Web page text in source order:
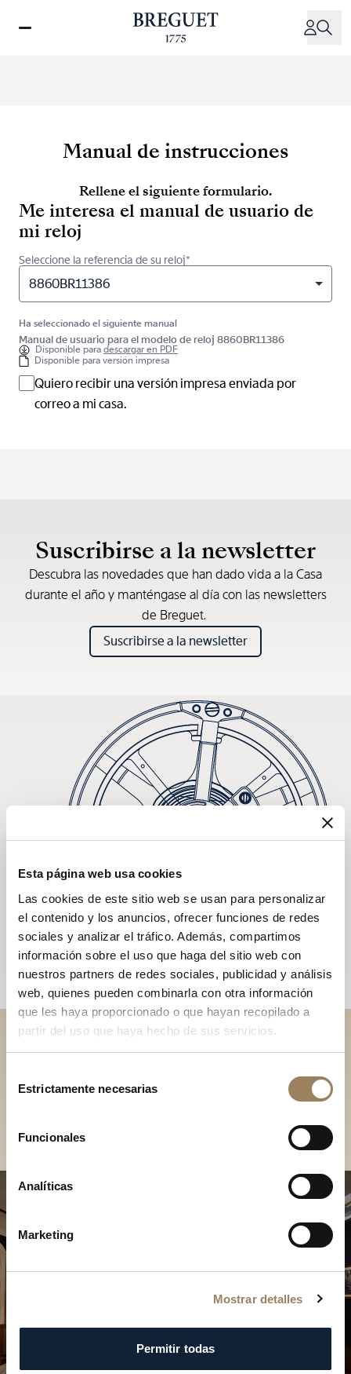
Esta página web usa cookies
Las cookies de este sitio web se usan para personalizar
el contenido y los anuncios, ofrecer funciones de redes
sociales y analizar el tráfico. Además, compartimos
información sobre el uso que haga del sitio web con
nuestros partners de redes sociales, publicidad y análisis
web, quienes pueden combinarla con otra información
que les haya proporcionado o que hayan recopilado a
partir del uso que haya hecho de sus servicios.
Estrictamente necesarias
Funcionales
Analíticas
Marketing
Mostrar detalles
Permitir todas
Manual de instrucciones
Rellene el siguiente formulario.
Me interesa el manual de usuario de
mi reloj
Seleccione la referencia de su reloj*
8860BR11386
Ha seleccionado el siguiente manual
Manual de usuario para el modelo de reloj 8860BR11386
Disponible paradescargar en PDF
Disponible para versión impresa
Quiero recibir una versión impresa enviada por
correo a mi casa.
Suscribirse a la newsletter
Descubra las novedades que han dado vida a la Casa
durante el año y manténgase al día con las newsletters
de Breguet.
Suscribirse a la newsletter
Descubra nuestras
colecciones en boutique